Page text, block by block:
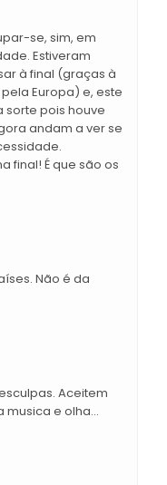
se, sim, em
Estiveram
à final (graças à
Europa) e, este
sorte pois houve
andam a ver se
final! É que são os
Não é da
Aceitem
e olha...